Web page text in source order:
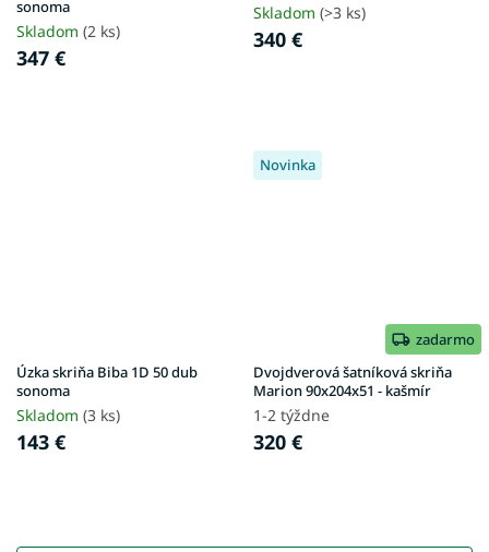
sonoma
Skladom (2 ks)
347 €
Skladom (>3 ks)
340 €
Úzka skriňa Biba 1D 50 dub
sonoma
Skladom (3 ks)
143 €
Novinka
zadarmo
Dvojdverová šatníková skriňa
Marion 90x204x51 - kašmír
1-2 týždne
320 €